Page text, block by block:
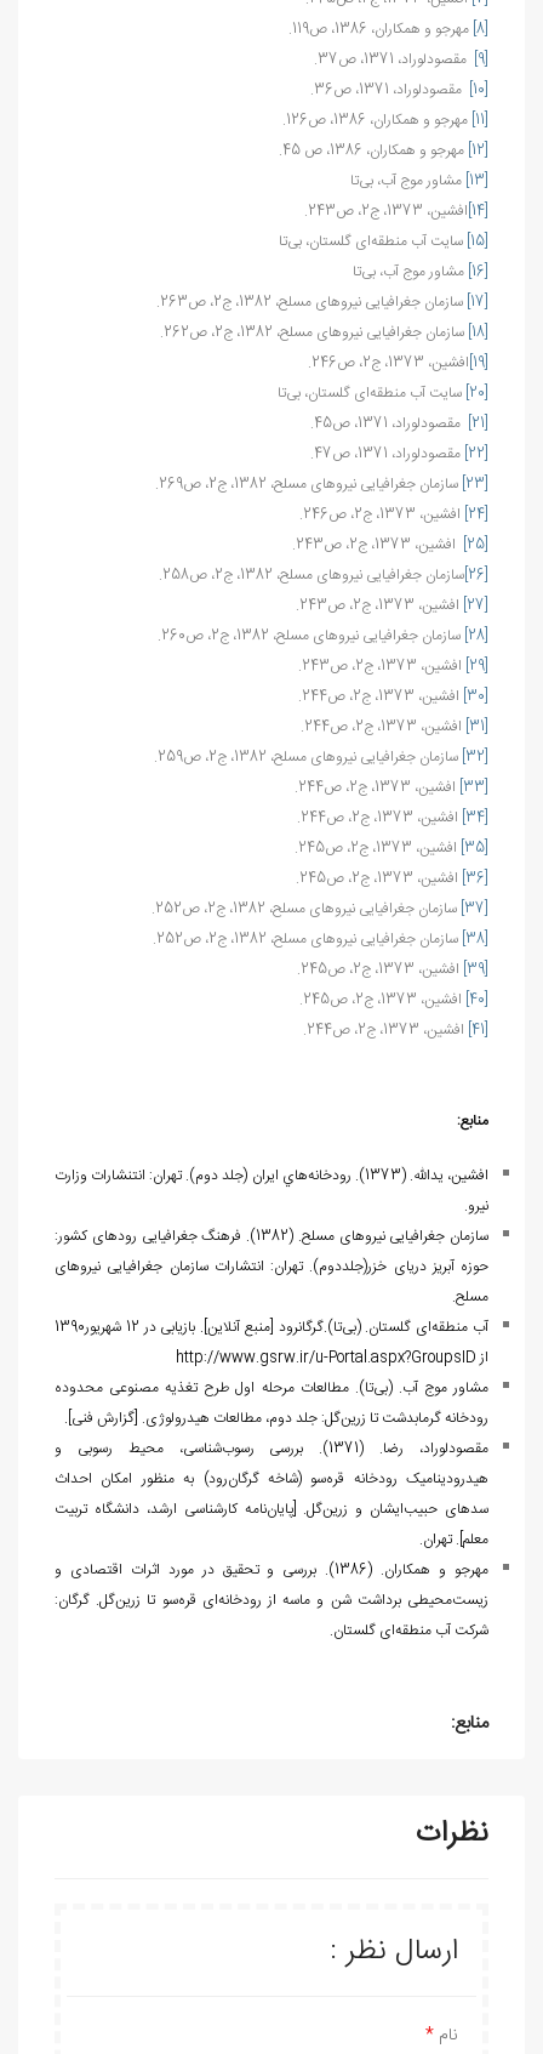
[8]
مهرجو و همکاران، 1386، ص119.
[9]
مقصودلوراد، 1371، ص37.
[10]
مقصودلوراد، 1371، ص36.
[11]
مهرجو و همکاران، 1386، ص126.
[12]
مهرجو و همکاران، 1386، ص 45.
[13]
مشاور موج آب، بی‌تا
[14]
افشين، 1373، ج2، ص243.
[15]
سایت آب منطقه‌ای گلستان، بی‌تا
[16]
مشاور موج آب، بی‌تا
[17] سازمان جغرافیایی نیروهای مسلح، 1382، ج2، ص263.
[18] سازمان جغرافیایی نیروهای مسلح، 1382، ج2، ص262.
[19]
افشين، 1373، ج2، ص246.
[20]
سایت آب منطقه‌ای گلستان، بی‌تا
[21]
مقصودلوراد، 1371، ص45.
[22]
مقصودلوراد، 1371، ص47.
[23] سازمان جغرافیایی نیروهای مسلح، 1382، ج2، ص269.
[24]
افشين، 1373، ج2، ص246.
[25]
افشين، 1373، ج2، ص243.
[26]سازمان جغرافیایی نیروهای مسلح، 1382، ج2، ص258.
[27]
افشين، 1373، ج2، ص243.
[28] سازمان جغرافیایی نیروهای مسلح، 1382، ج2، ص260.
[29]
افشين، 1373، ج2، ص243.
[30]
افشين، 1373، ج2، ص244.
[31]
افشين، 1373، ج2، ص244.
[32] سازمان جغرافیایی نیروهای مسلح، 1382، ج2، ص259.
[33]
افشين، 1373، ج2، ص244.
[34]
افشين، 1373، ج2، ص244.
[35]
افشين، 1373، ج2، ص245.
[36]
افشين، 1373، ج2، ص245.
[37] سازمان جغرافیایی نیروهای مسلح، 1382، ج2، ص252.
[38] سازمان جغرافیایی نیروهای مسلح، 1382، ج2، ص252.
[39]
افشين، 1373، ج2، ص245.
[40]
افشين، 1373، ج2، ص245.
[41]
افشين، 1373، ج2، ص244.
منابع:
افشين، يدالله. (1373). رودخانه‌هاي ايران (جلد دوم). تهران: انتنشارات وزارت
نيرو.
سازمان جغرافیایی نیروهای مسلح. (1382). فرهنگ جغرافیایی رودهای کشور:
حوزه آبریز دریای خزر(جلددوم). تهران: انتشارات سازمان جغرافیایی نیروهای
مسلح.
آب منطقه‌ای گلستان. (بی‌تا).گرگانرود ]منبع آنلاین[
. بازیابی در 12 شهریور1390
ازhttp://www.gsrw.ir/u-Portal.aspx?GroupsID
مشاور موج آب. (بی‌تا). مطالعات مرحله اول طرح تغذیه مصنوعی محدوده
رودخانه گرمابدشت تا زرین‌گل: جلد دوم، مطالعات هیدرولوژی. ]گزارش فنی[
.
مقصودلوراد، رضا. (1371). بررسی رسوب‌شناسی، محیط رسوبی و
هیدرودینامیک رودخانه قره‌سو (شاخه گرگان‌‌رود) به منظور امکان احداث
سدهای حبیب‌ایشان و زرین‌گل. ]پایان‌نامه کارشناسی ارشد، دانشگاه تربیت
معلم[. تهران.
مهرجو و همکاران. (1386). بررسی و تحقیق در مورد اثرات اقتصادی و
زیست‌محیطی برداشت شن و ماسه از رودخانه‌ای قره‌سو تا زرین‌گل. گرگان:
شرکت آب منطقه‌ای گلستان.
منابع:
نظرات
ارسال نظر :
نام